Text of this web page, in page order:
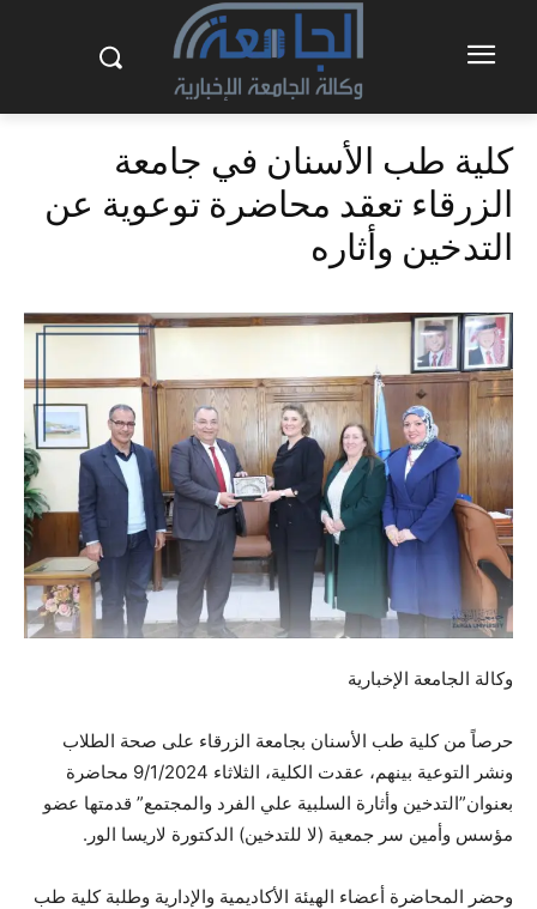
كلية طب الأسنان في جامعة
الزرقاء تعقد محاضرة توعوية عن
التدخين وأثاره
وكالة الجامعة الإخبارية
حرصاً من كلية طب الأسنان بجامعة الزرقاء على صحة الطلاب
ونشر التوعية بينهم، عقدت الكلية، الثلاثاء 9/1/2024 محاضرة
بعنوان”التدخين وأثارة السلبية علي الفرد والمجتمع” قدمتها عضو
مؤسس وأمين سر جمعية (لا للتدخين) الدكتورة لاريسا الور.
وحضر المحاضرة أعضاء الهيئة الأكاديمية والإدارية وطلبة كلية طب